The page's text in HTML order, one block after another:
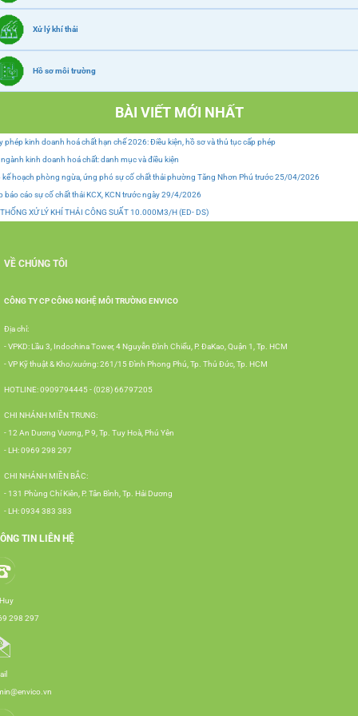
Xử lý khí thải
Hồ sơ môi trường
BÀI VIẾT MỚI NHẤT
phép kinh doanh hoá chất hạn chế 2026: Điều kiện, hồ sơ và thủ tục cấp phép
kinh doanh hoá chất: danh mục và điều kiện
kế hoạch phòng ngừa, ứng phó sự cố chất thải phường Tăng Nhơn Phú trước 25/04/2026
báo cáo sự cố chất thải KCX, KCN trước ngày 29/4/2026
XỬ LÝ KHÍ THẢI CÔNG SUẤT 10.000M3/H (ED- DS)
VỀ CHÚNG TÔI
CÔNG TY CP CÔNG NGHỆ MÔI TRƯỜNG ENVICO
Địa chỉ:
- VPKD: Lầu 3, Indochina Tower, 4 Nguyễn Đình Chiểu, P. ĐaKao, Quận 1, Tp. HCM
- VP Kỹ thuật & Kho/xưởng: 261/15 Đình Phong Phú, Tp. Thủ Đức, Tp. HCM
HOTLINE: 0909794445 - (028) 66797205
CHI NHÁNH MIỀN TRUNG:
- 12 An Dương Vương, P 9, Tp. Tuy Hoà, Phú Yên
- LH: 0969 298 297
CHI NHÁNH MIỀN BẮC:
- 131 Phùng Chí Kiên, P. Tân Bình, Tp. Hải Dương
- LH: 0934 383 383
TIN LIÊN HỆ
298 297